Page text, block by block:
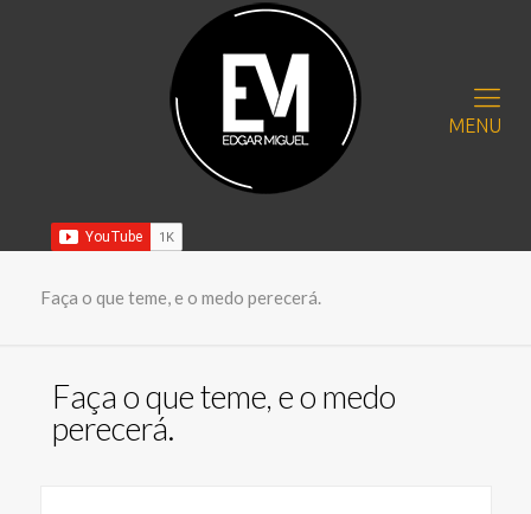
MENU
Faça o que teme, e o medo perecerá.
Faça o que teme, e o medo
perecerá.